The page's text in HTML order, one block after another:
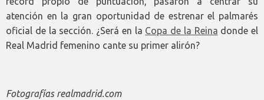
atención en la gran oportunidad de estrenar el palmarés
oficial de la sección. ¿Será en la Copa de la Reina donde el
Real Madrid femenino cante su primer alirón?
Fotografías realmadrid.com